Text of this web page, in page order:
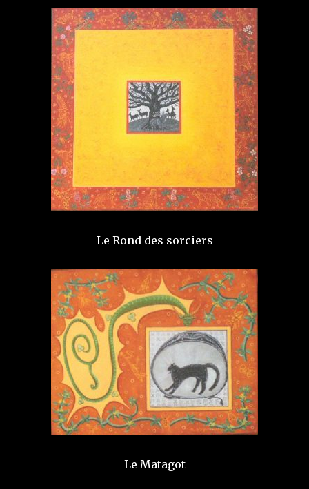
Le Rond des sorciers
Le Matagot